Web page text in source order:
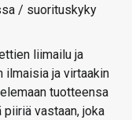
/ suorituskyky
liimailu ja
ilmaisia ja virtaakin
tuotteensa
vastaan, joka